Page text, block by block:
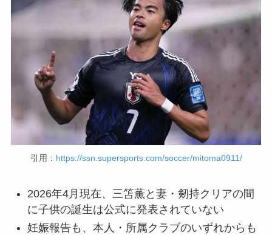
引用： https://ssn.supersports.com/soccer/mitoma0911/
2026年4月現在、三笘薫と妻・剱持クリアの間
に子供の誕生は公式に発表されていない
妊娠報告も、本人・所属クラブのいずれからも